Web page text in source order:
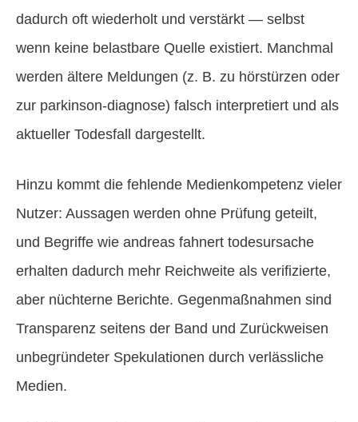
dadurch oft wiederholt und verstärkt — selbst
wenn keine belastbare Quelle existiert. Manchmal
werden ältere Meldungen (z. B. zu hörstürzen oder
zur parkinson-diagnose) falsch interpretiert und als
aktueller Todesfall dargestellt.
Hinzu kommt die fehlende Medienkompetenz vieler
Nutzer: Aussagen werden ohne Prüfung geteilt,
und Begriffe wie andreas fahnert todesursache
erhalten dadurch mehr Reichweite als verifizierte,
aber nüchterne Berichte. Gegenmaßnahmen sind
Transparenz seitens der Band und Zurückweisen
unbegründeter Spekulationen durch verlässliche
Medien.